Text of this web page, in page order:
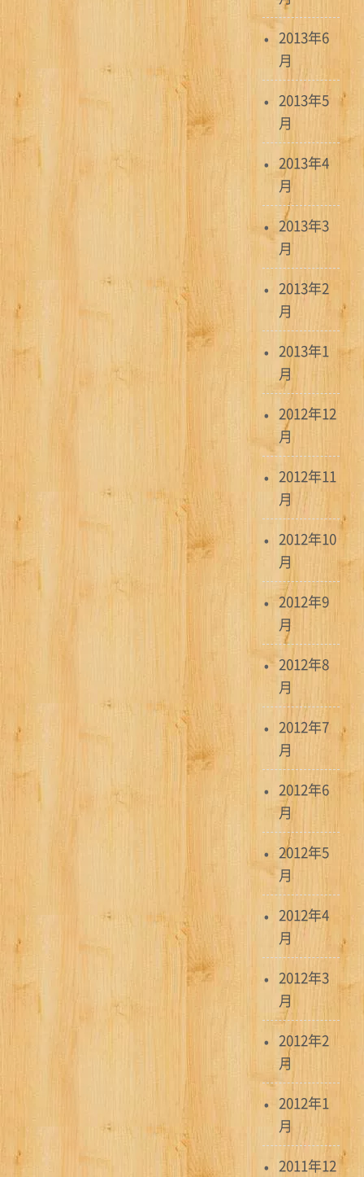
2013年6
月
2013年5
月
2013年4
月
2013年3
月
2013年2
月
2013年1
月
2012年12
月
2012年11
月
2012年10
月
2012年9
月
2012年8
月
2012年7
月
2012年6
月
2012年5
月
2012年4
月
2012年3
月
2012年2
月
2012年1
月
2011年12